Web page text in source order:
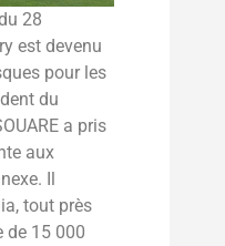
28
est devenu
pour les
du
a pris
aux
Il
tout près
de 15 000